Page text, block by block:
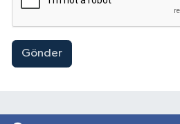
Gönder